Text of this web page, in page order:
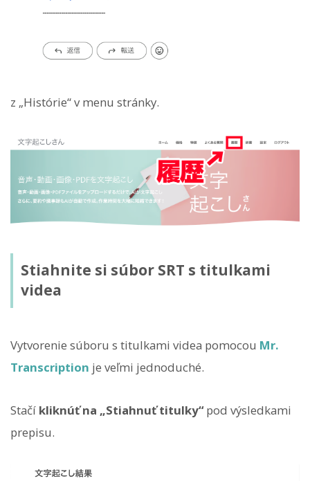
z „Histórie“ v menu stránky.
Stiahnite si súbor SRT s titulkami
videa
Vytvorenie súboru s titulkami videa pomocou Mr.
Transcription je veľmi jednoduché.
Stačí kliknúť na „Stiahnuť titulky“pod výsledkami
prepisu.